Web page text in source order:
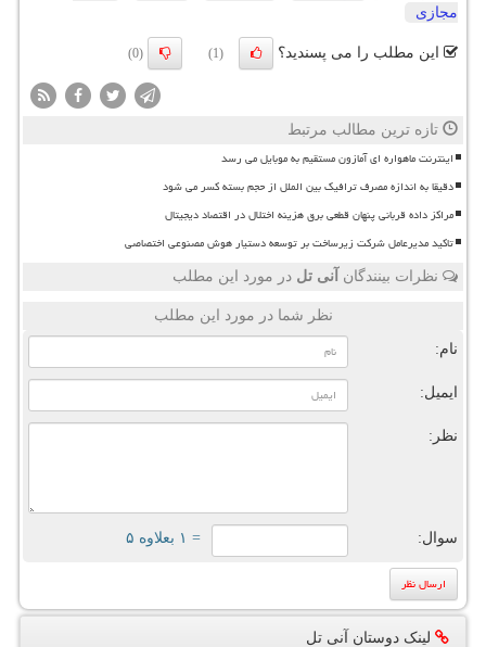
مجازی
این مطلب را می پسندید؟ (1)
(0)
تازه ترین مطالب مرتبط
اینترنت ماهواره ای آمازون مستقیم به موبایل می رسد
دقیقا به اندازه مصرف ترافیک بین الملل از حجم بسته کسر می شود
مراکز داده قربانی پنهان قطعی برق هزینه اختلال در اقتصاد دیجیتال
تاکید مدیرعامل شرکت زیرساخت بر توسعه دستیار هوش مصنوعی اختصاصی
نظرات بینندگان آنی تل در مورد این مطلب
نظر شما در مورد این مطلب
نام:
ایمیل:
نظر:
سوال: = ۱ بعلاوه ۵
لینک دوستان آنی تل